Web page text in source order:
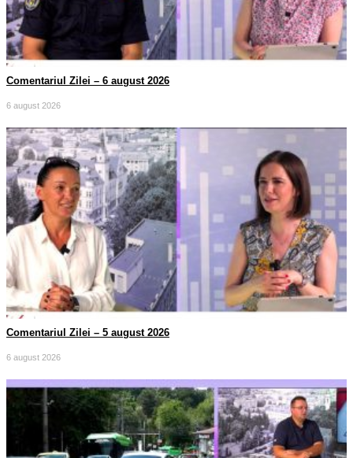
Comentariul Zilei – 6 august 2026
6 august 2026
Comentariul Zilei – 5 august 2026
6 august 2026